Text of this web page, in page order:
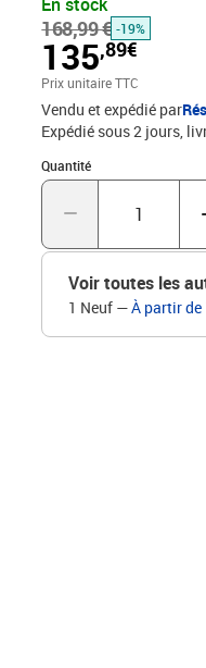
bois d'hévéaMatériau
remplissage du coussin
P x H)Largeur du siège
du sol (avec le coussin)
cmHauteur du dossier
contient :1 x fauteuil1 x
168,99 € -19%
135,89€
Prix unitaire TTC
Vendu et expédié par
Expédié sous 2 jours
Quantité
Quantité : 1
Voir toutes les
1 Neuf —À partir de